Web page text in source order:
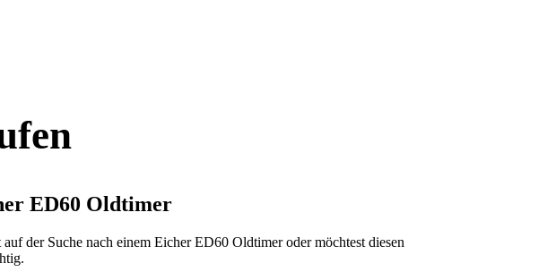
ED60 Oldtimer
der Suche nach einem Eicher ED60 Oldtimer oder möchtest diesen